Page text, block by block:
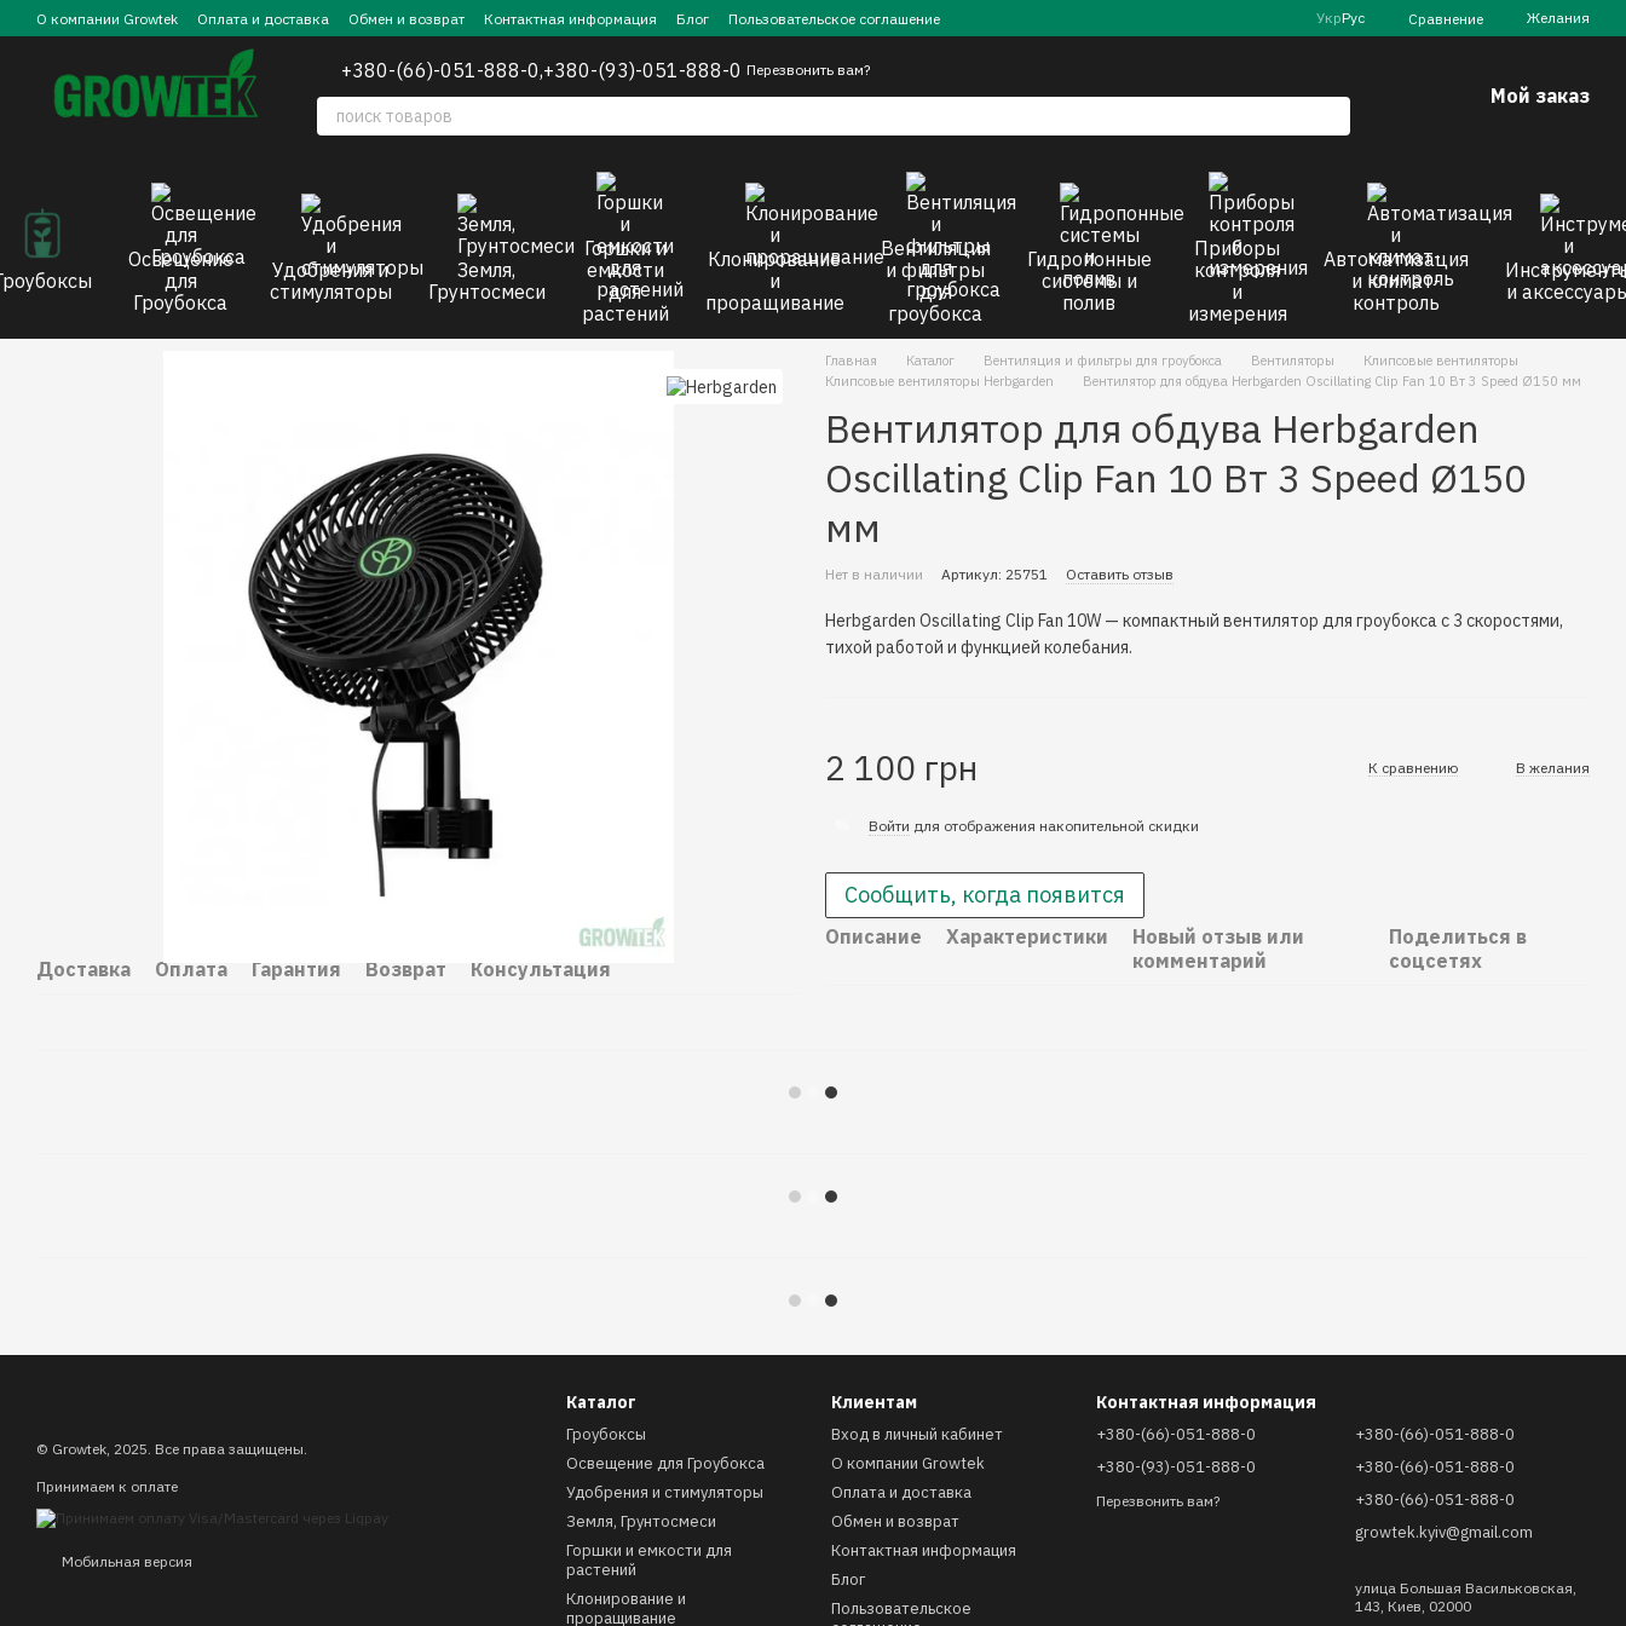
Перейти к основному контенту
О компании Growtek Оплата и доставка Обмен и возврат Контактная информация Блог Пользовательское соглашение УкрРус Сравнение Желания
+380-(66)-051-888-0,+380-(93)-051-888-0 Перезвонить вам?
Мой заказ
Освещение
для
Гроубокса
Удобрения и
стимуляторы
Земля,
Грунтосмеси
Горшки и
емкости
для
растений
Клонирование
и
проращивание
Вентиляция
и фильтры
для
гроубокса
Гидропонные
системы и
полив
Приборы
контроля
и
измерения
Автоматизация
и климат-
контроль
и
Доставка Оплата Гарантия Возврат Консультация
Главная Каталог Вентиляция и фильтры для гроубокса Вентиляторы
Клипсовые вентиляторы
Клипсовые вентиляторы Herbgarden
Вентилятор для обдува Herbgarden Oscillating Clip Fan 10 Вт 3 Speed Ø150 мм
Вентилятор для обдува Herbgarden
Oscillating Clip Fan 10 Вт 3 Speed Ø150
мм
Нет в наличии Артикул: 25751 Оставить отзыв
Herbgarden Oscillating Clip Fan 10W — компактный вентилятор для гроубокса с 3 скоростями,
тихой работой и функцией колебания.
2 100 грн К сравнению В желания
Войти для отображения накопительной скидки
Сообщить, когда появится
Описание Характеристики
Новый отзыв или
комментарий
Поделиться в
соцсетях
© Growtek, 2025. Все права защищены.
Принимаем к оплате
Мобильная версия
Каталог
Гроубоксы
Освещение для Гроубокса
Удобрения и стимуляторы
Земля, Грунтосмеси
Горшки и емкости для
растений
Клонирование и
проращивание
Клиентам
Вход в личный кабинет
О компании Growtek
Оплата и доставка
Обмен и возврат
Контактная информация
Блог
Пользовательское
Контактная информация
+380-(66)-051-888-0
+380-(93)-051-888-0
Перезвонить вам?
+380-(66)-051-888-0
+380-(66)-051-888-0
+380-(66)-051-888-0
growtek.kyiv@gmail.com
улица Большая Васильковская,
143, Киев, 02000